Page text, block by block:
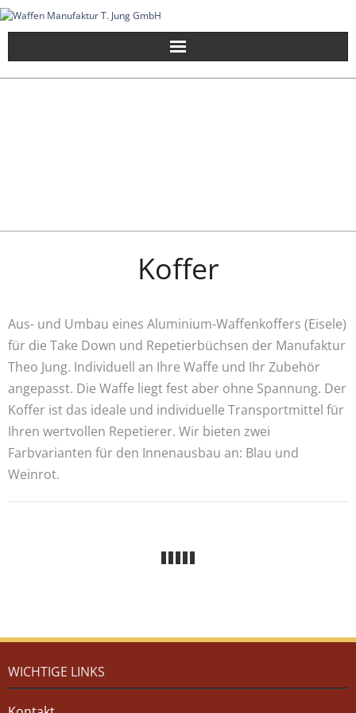
Skip
Koffer
Aus- und Umbau eines Aluminium-Waffenkoffers (Eisele)
für die Take Down und Repetierbüchsen der Manufaktur
Theo Jung. Individuell an Ihre Waffe und Ihr Zubehör
angepasst. Die Waffe liegt fest aber ohne Spannung. Der
Koffer ist das ideale und individuelle Transportmittel für
Ihren wertvollen Repetierer. Wir bieten zwei
Farbvarianten für den Innenausbau an: Blau und
Weinrot.
WICHTIGE LINKS